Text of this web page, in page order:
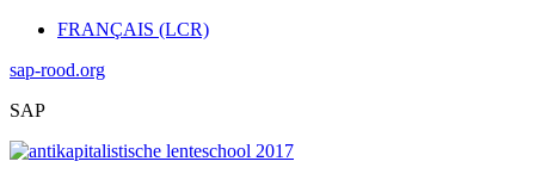
FRANÇAIS (LCR)
sap-rood.org
SAP